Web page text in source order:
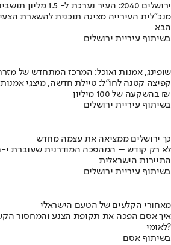
ירושלים 2040: העיר נערכת ל- 1.5 מליון תושבים
מנכ"לית העירייה מציגה תוכנית להשארת
הבא
בשיתוף עיריית ירושלים
שופינג, אמנות ואוכל: המרכז המתחדש של
קפיצה קטנה לחו"ל: טיילת חדשה, מיצגי
בהשקעה של 100 מיליון ₪
בשיתוף עיריית ירושלים
כך ירושלים ממציאה את עצמה מחדש
לא רק קודש – המהפכה המודרנית שעוברת
התיירות הישראלית
בשיתוף עיריית ירושלים
מאחורי הקלעים של הטעם הישראלי
לאומי?
בשיתוף אסם